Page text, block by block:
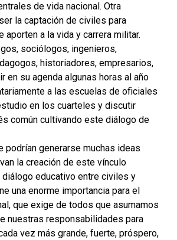
de vida nacional. Otra
la captación de civiles para
aporten a la vida y carrera militar.
sociólogos, ingenieros,
historiadores, empresarios,
en su agenda algunas horas al año
a las escuelas de oficiales
en los cuarteles y discutir
común cultivando este diálogo de
podrían generarse muchas ideas
la creación de este vínculo
educativo entre civiles y
una enorme importancia para el
que exige de todos que asumamos
nuestras responsabilidades para
vez más grande, fuerte, próspero,